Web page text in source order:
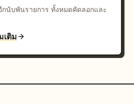
ข้างหน้าด้วยกันได้เร็ว
สี่เหลี่ยมผืนผ้าขอบ
ดสีม่วง-น้ำเงินที่นุ่มนวลและปุ่มลูกศร
วา","subtitle":"ลองใช้ได้ใน
การจัดวางตัว
กนับพันรายการ ทั้งหมดคัดลอกและ
เติม